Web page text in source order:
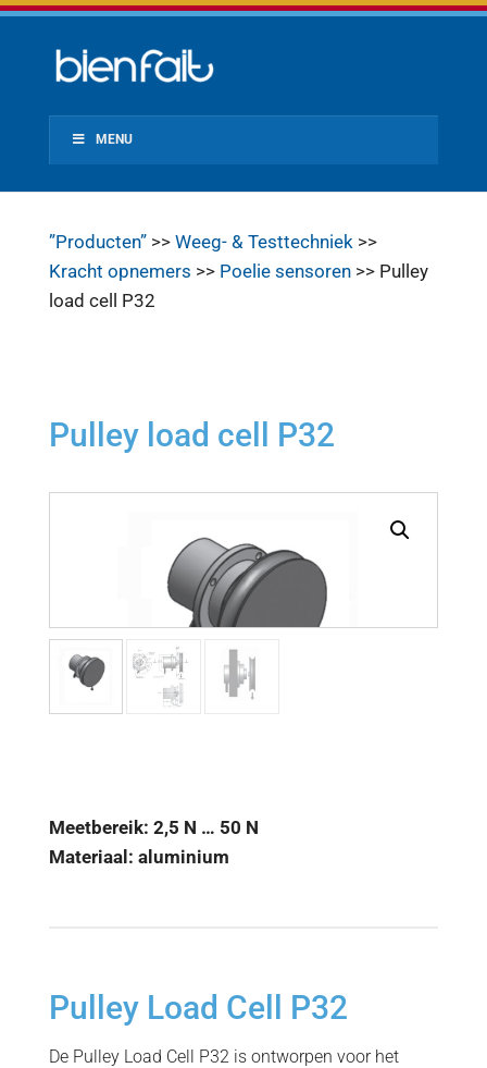
MENU
”Producten”>> Weeg- & Testtechniek>>
Kracht opnemers >> Poelie sensoren>> Pulley
load cell P32
Pulley load cell P32
Meetbereik: 2,5 N … 50 N
Materiaal: aluminium
Pulley Load Cell P32
De Pulley Load Cell P32 is ontworpen voor het